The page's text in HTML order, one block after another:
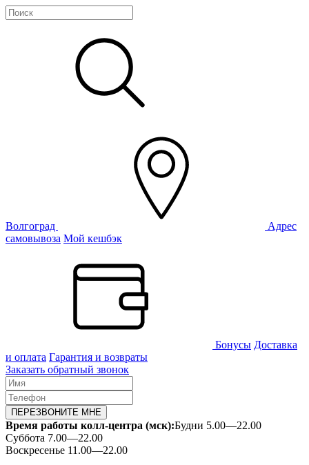
Волгоград
Адрес
самовывоза Мой кешбэк
Бонусы Доставка
и оплата Гарантия и возвраты
Заказать обратный звонок
ПЕРЕЗВОНИТЕ МНЕ
Время работы колл-центра (мск):Будни 5.00—22.00
Суббота 7.00—22.00
Воскресенье 11.00—22.00